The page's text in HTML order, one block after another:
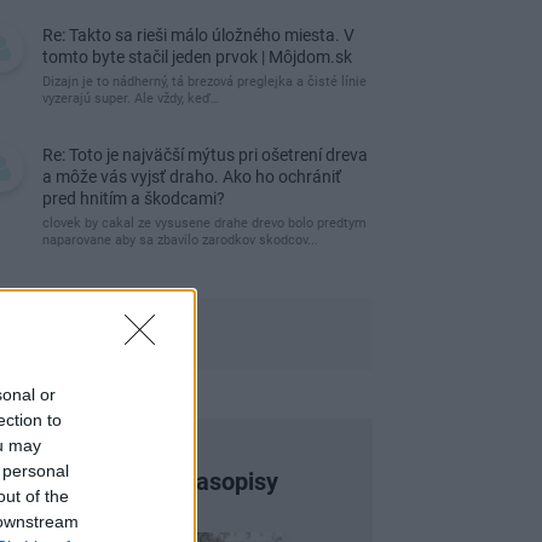
or
to
may
of the
Re: Takto sa rieši málo úložného miesta. V
tomto byte stačil jeden prvok | Môjdom.sk
Dizajn je to nádherný, tá brezová preglejka a čisté línie
vyzerajú super. Ale vždy, keď…
Re: Toto je najväčší mýtus pri ošetrení dreva
a môže vás vyjsť draho. Ako ho ochrániť
pred hnitím a škodcami?
clovek by cakal ze vysusene drahe drevo bolo predtym
naparovane aby sa zbavilo zarodkov skodcov...
Najnovšie časopisy